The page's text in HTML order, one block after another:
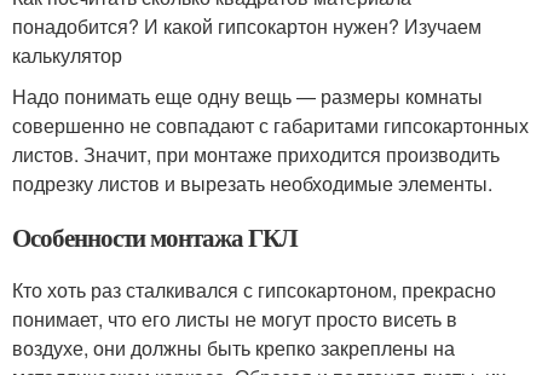
понадобится? И какой гипсокартон нужен? Изучаем
калькулятор
Надо понимать еще одну вещь — размеры комнаты
совершенно не совпадают с габаритами гипсокартонных
листов. Значит, при монтаже приходится производить
подрезку листов и вырезать необходимые элементы.
Особенности монтажа ГКЛ
Кто хоть раз сталкивался с гипсокартоном, прекрасно
понимает, что его листы не могут просто висеть в
воздухе, они должны быть крепко закреплены на